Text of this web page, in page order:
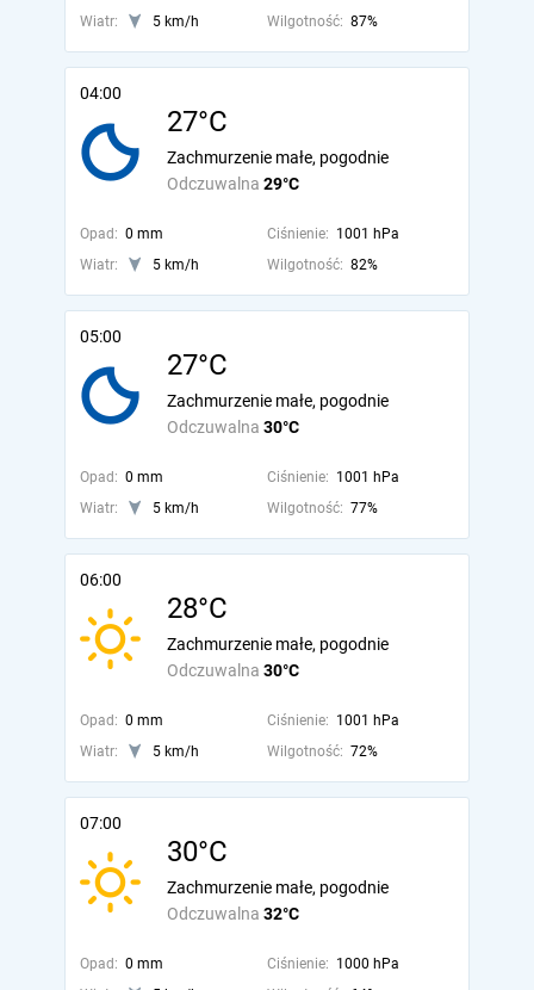
Wiatr:
5 km/h Wilgotność: 87%
04:00
27°C
Odczuwalna 29°C
Zachmurzenie małe, pogodnie
Opad: 0 mm Ciśnienie: 1001 hPa
Wiatr:
5 km/h Wilgotność: 82%
05:00
27°C
Odczuwalna 30°C
Zachmurzenie małe, pogodnie
Opad: 0 mm Ciśnienie: 1001 hPa
Wiatr:
5 km/h Wilgotność: 77%
06:00
28°C
Odczuwalna 30°C
Zachmurzenie małe, pogodnie
Opad: 0 mm Ciśnienie: 1001 hPa
Wiatr:
5 km/h Wilgotność: 72%
07:00
30°C
Odczuwalna 32°C
Zachmurzenie małe, pogodnie
Opad: 0 mm Ciśnienie: 1000 hPa